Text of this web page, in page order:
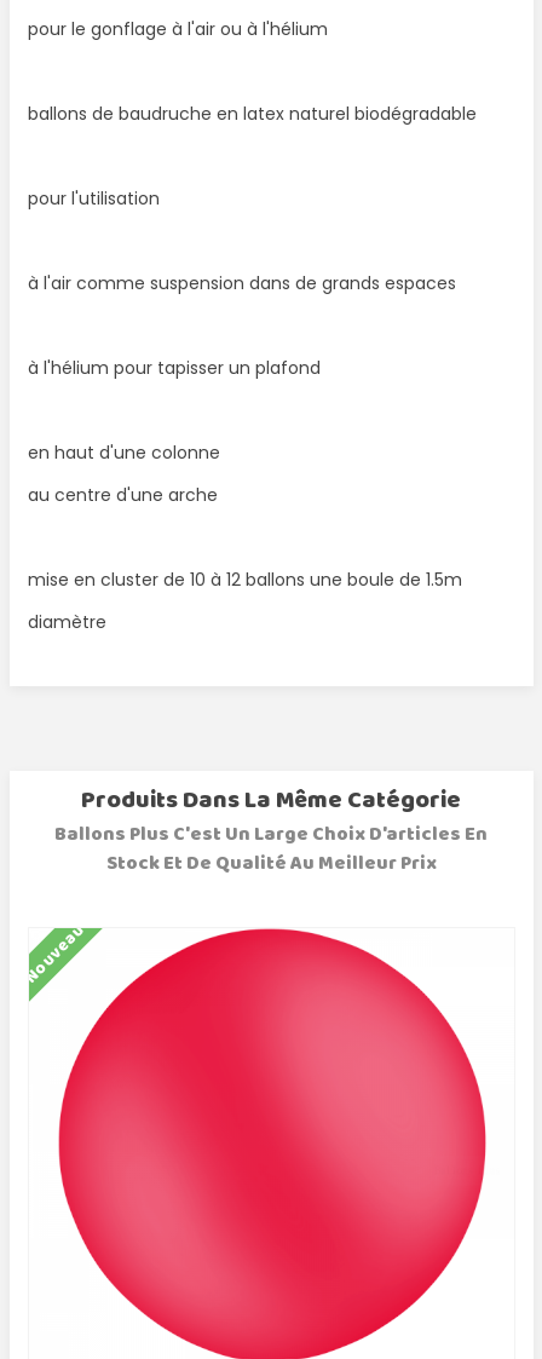
pour le gonflage à l'air ou à l'hélium
ballons de baudruche en latex naturel biodégradable
pour l'utilisation
à l'air comme suspension dans de grands espaces
à l'hélium pour tapisser un plafond
en haut d'une colonne
au centre d'une arche
mise en cluster de 10 à 12 ballons une boule de 1.5m
diamètre
Produits Dans La Même Catégorie
Ballons Plus C'est Un Large Choix D'articles En
Stock Et De Qualité Au Meilleur Prix
Nouveau